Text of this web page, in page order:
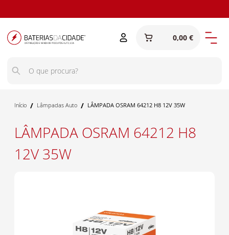
0,00 €
Início / Lâmpadas Auto / LÂMPADA OSRAM 64212 H8 12V 35W
LÂMPADA OSRAM 64212 H8
12V 35W